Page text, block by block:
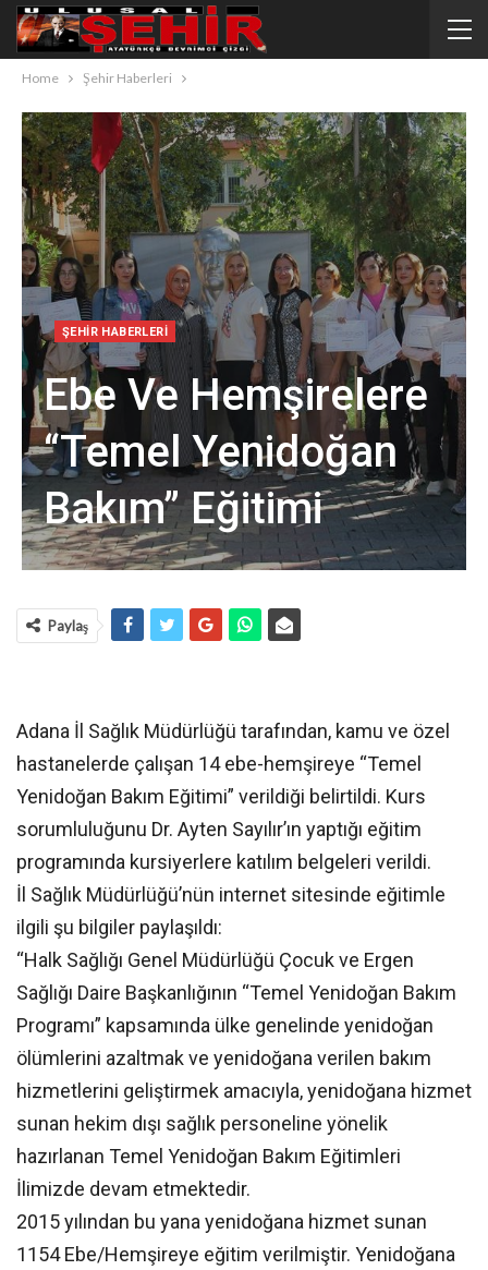
Home Şehir Haberleri
ŞEHIR HABERLERI
Ebe Ve Hemşirelere
“temel Yenidoğan
Bakım” Eğitimi
Paylaş
Adana İl Sağlık Müdürlüğü tarafından, kamu ve özel
hastanelerde çalışan 14 ebe-hemşireye “Temel
Yenidoğan Bakım Eğitimi” verildiği belirtildi. Kurs
sorumluluğunu Dr. Ayten Sayılır’ın yaptığı eğitim
programında kursiyerlere katılım belgeleri verildi.
İl Sağlık Müdürlüğü’nün internet sitesinde eğitimle
ilgili şu bilgiler paylaşıldı:
“Halk Sağlığı Genel Müdürlüğü Çocuk ve Ergen
Sağlığı Daire Başkanlığının “Temel Yenidoğan Bakım
Programı” kapsamında ülke genelinde yenidoğan
ölümlerini azaltmak ve yenidoğana verilen bakım
hizmetlerini geliştirmek amacıyla, yenidoğana hizmet
sunan hekim dışı sağlık personeline yönelik
hazırlanan Temel Yenidoğan Bakım Eğitimleri
İlimizde devam etmektedir.
2015 yılından bu yana yenidoğana hizmet sunan
1154 Ebe/Hemşireye eğitim verilmiştir. Yenidoğana